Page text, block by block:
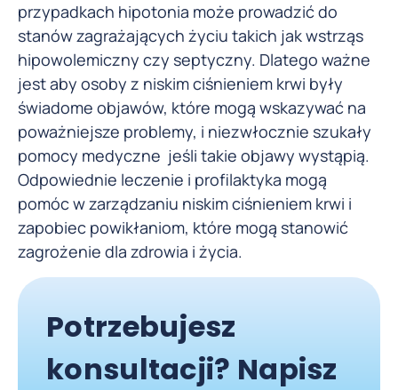
przypadkach hipotonia może prowadzić do
stanów zagrażających życiu takich jak wstrząs
hipowolemiczny czy septyczny. Dlatego ważne
jest aby osoby z niskim ciśnieniem krwi były
świadome objawów, które mogą wskazywać na
poważniejsze problemy, i niezwłocznie szukały
pomocy medyczne jeśli takie objawy wystąpią.
Odpowiednie leczenie i profilaktyka mogą
pomóc w zarządzaniu niskim ciśnieniem krwi i
zapobiec powikłaniom, które mogą stanowić
zagrożenie dla zdrowia i życia.
Potrzebujesz
konsultacji? Napisz